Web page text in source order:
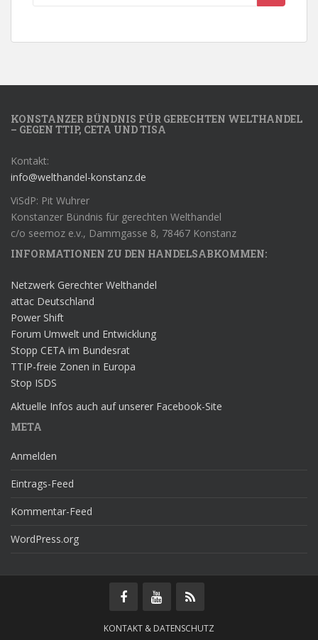
KONSTANZER BÜNDNIS FÜR GERECHTEN WELTHANDEL
– GEGEN TTIP, CETA UND TISA
Kontakt:
info@welthandel-konstanz.de
ViSdP: Pit Wuhrer
Konstanzer Bündnis für gerechten Welthandel
c/o seemoz e.v., Dammgasse 8, 78467 Konstanz
INFORMATIONEN ZU DEN HANDELSABKOMMEN:
Netzwerk Gerechter Welthandel
attac Deutschland
Power Shift
Forum Umwelt und Entwicklung
Stopp CETA im Bundesrat
TTIP-freie Zonen in Europa
Stop ISDS
Aktuelle Infos auch auf unserer Facebook-Site
META
Anmelden
Eintrags-Feed
Kommentar-Feed
WordPress.org
KONTAKT & DATENSCHUTZ